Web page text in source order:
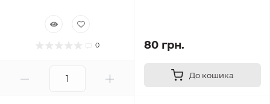
0 80 грн.
До кошика